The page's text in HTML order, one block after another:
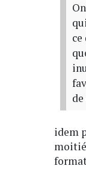
idem
moitié